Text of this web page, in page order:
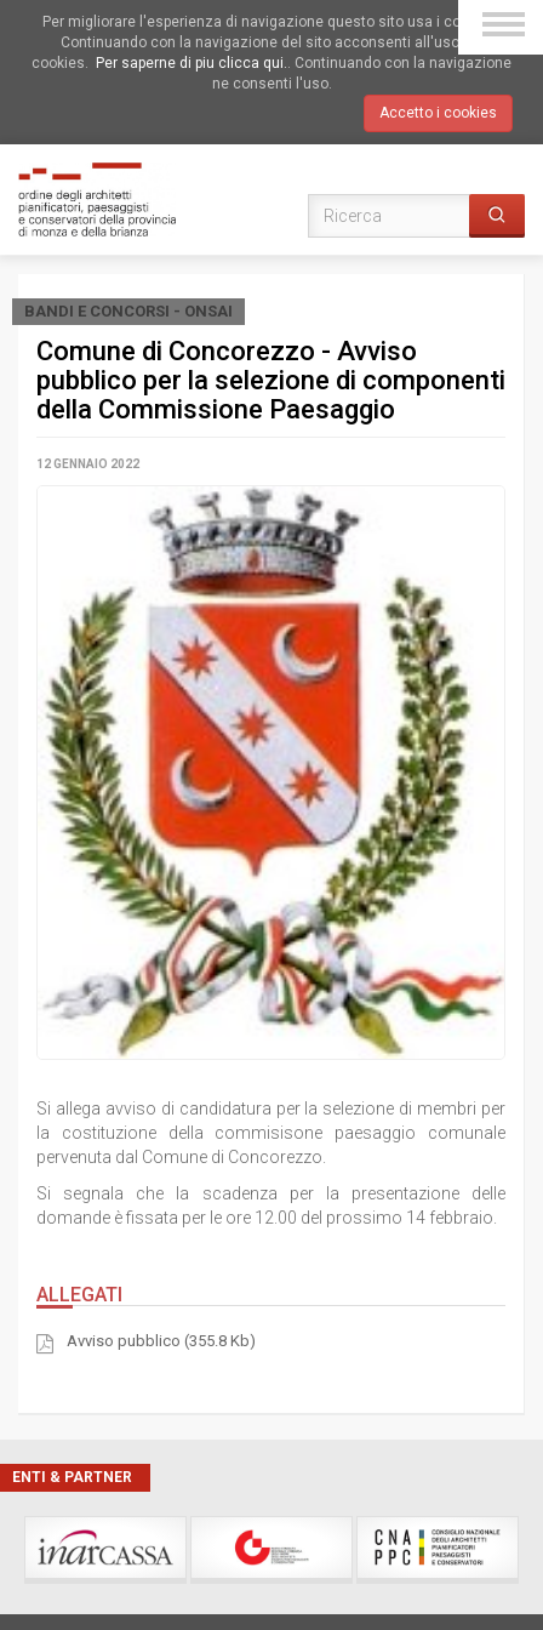
Per migliorare l'esperienza di navigazione questo sito usa i cookies.
Continuando con la navigazione del sito acconsenti all'uso dei
cookies.
Per saperne di piu clicca qui.. Continuando con la navigazione
ne consenti l'uso.
Accetto i cookies
BANDI E CONCORSI - ONSAI
Comune di Concorezzo - Avviso
pubblico per la selezione di componenti
della Commissione Paesaggio
12 GENNAIO 2022
Si allega avviso di candidatura per la selezione di membri per
la costituzione della commisisone paesaggio comunale
pervenuta dal Comune di Concorezzo.
Si segnala che la scadenza per la presentazione delle
domande è fissata per le ore 12.00 del prossimo 14 febbraio.
ALLEGATI
Avviso pubblico (355.8 Kb)
ENTI & PARTNER